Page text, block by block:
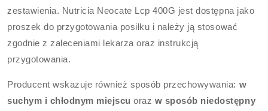
zestawienia. Nutricia Neocate Lcp 400G jest dostępna jako
proszek do przygotowania posiłku i należy ją stosować
zgodnie z zaleceniami lekarza oraz instrukcją
przygotowania.
Producent wskazuje również sposób przechowywania: w
suchym i chłodnym miejscu oraz w sposób niedostępny